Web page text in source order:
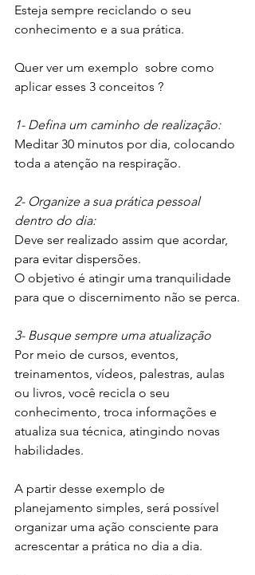
Esteja sempre reciclando o seu
conhecimento e a sua prática.
Quer ver um exemplo  sobre como
aplicar esses 3 conceitos ?
1- Defina um caminho de realização:
Meditar 30 minutos por dia, colocando
toda a atenção na respiração.
2- Organize a sua prática pessoal
dentro do dia:
Deve ser realizado assim que acordar,
para evitar dispersões.
O objetivo é atingir uma tranquilidade
para que o discernimento não se perca.
3- Busque sempre uma atualização
Por meio de cursos, eventos,
treinamentos, vídeos, palestras, aulas
ou livros, você recicla o seu
conhecimento, troca informações e
atualiza sua técnica, atingindo novas
habilidades.
A partir desse exemplo de
planejamento simples, será possível
organizar uma ação consciente para
acrescentar a prática no dia a dia.